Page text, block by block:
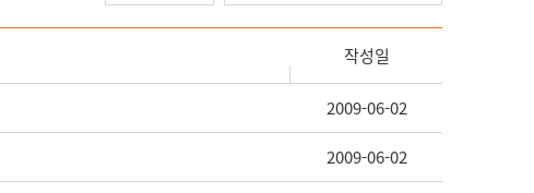
작성일
2009-06-02
2009-06-02